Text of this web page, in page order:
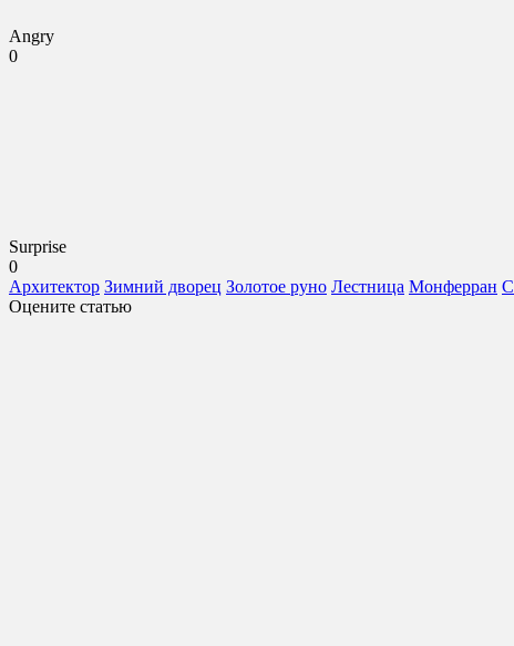
Angry
0
Surprise
0
Архитектор Зимний дворец Золотое руно Лестница Монферран
Оцените статью